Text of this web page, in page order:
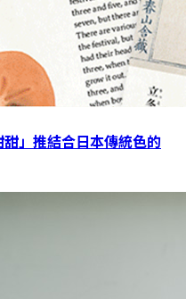
」推結合日本傳統色的